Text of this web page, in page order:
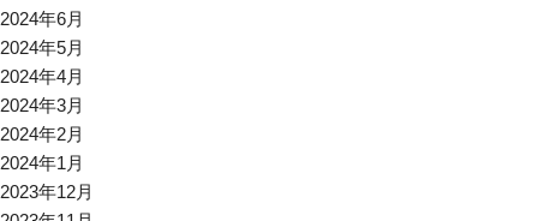
2024年6月
2024年5月
2024年4月
2024年3月
2024年2月
2024年1月
2023年12月